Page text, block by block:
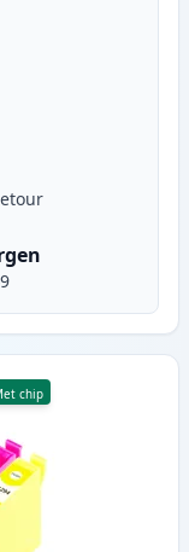
T1295
chip